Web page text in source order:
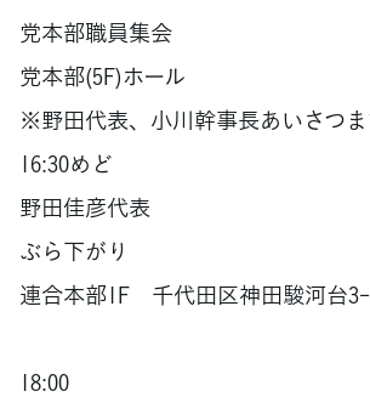
党本部職員集会
党本部(5F)ホール
※野田代表、小川幹事長あいさつま
16:30めど
野田佳彦代表
ぶら下がり
連合本部1F 千代田区神田駿河台
18:00